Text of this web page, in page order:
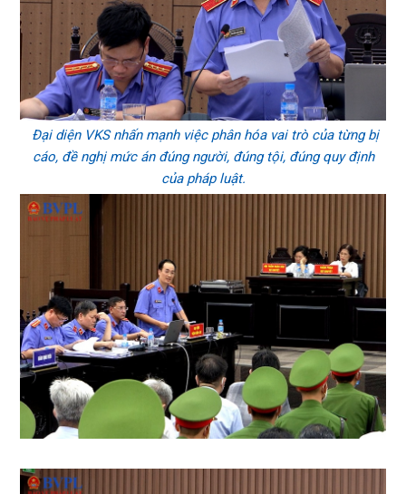
Đại diện VKS nhấn mạnh việc phân hóa vai trò của từng bị
cáo, đề nghị mức án đúng người, đúng tội, đúng quy định
của pháp luật.